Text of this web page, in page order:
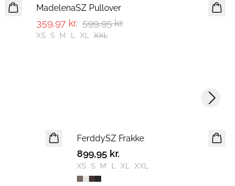
MadelenaSZ Pullover
359,97 kr. 599,95 kr.
XS S M L XL XXL
NYHED
FerddySZ Frakke
899,95 kr.
XS S M L XL XXL
Next